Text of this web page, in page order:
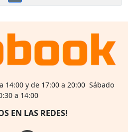
14:00 y de 17:00 a 20:00 Sábado
a 14:00
EN LAS REDES!